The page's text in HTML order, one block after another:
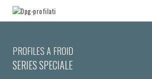
PROFILES A FROID
SERIES SPECIALE